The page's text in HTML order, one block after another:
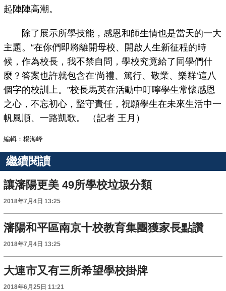
起陣陣高潮。
除了展示所學技能，感恩和師生情也是當天的一大
主題。“在你們即將離開母校、開啟人生新征程的時
候，作為校長，我不禁自問，學校究竟給了同學們什
麼？答案也許就包含在‘尚禮、篤行、敬業、樂群’這八
個字的校訓上。”校長馬英在活動中叮嚀學生常懷感恩
之心，不忘初心，堅守責任，祝願學生在未來生活中一
帆風順、一路凱歌。 （記者 王月）
編輯：楊海峰
繼續閱讀
讓瀋陽更美 49所學校垃圾分類
2018年7月4日 13:25
瀋陽和平區南京十校教育集團獲家長點讚
2018年7月4日 13:25
大連市又有三所希望學校掛牌
2018年6月25日 11:21